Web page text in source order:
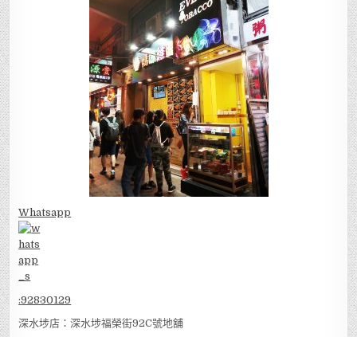
Whatsapp
:92830129
深水埗店：深水埗福榮街92C號地舖